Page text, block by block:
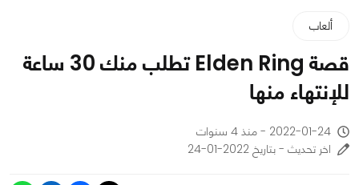
ألعاب
قصة Elden Ring تطلب منك 30 ساعة
للإنتهاء منها
2022-01-24 - منذ 4 سنوات
اخر تحديث - بتاريخ 2022-01-24